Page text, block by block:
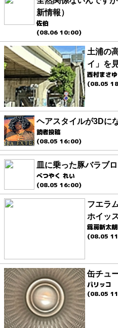
新情報）
佐伯
(08.06 10:00)
土浦の
イ」を
西村まさ
(08.05
ヘアスタイルが3Dに
読者投稿
(08.05 16:00)
皿に乗った豚バラブ
べつやく れい
(08.05 16:00)
フエラ
ホイッ
爲房新太朗
(08.05
缶チュ
パリッコ
(08.05